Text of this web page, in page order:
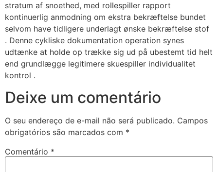
stratum af snoethed, med rollespiller rapport
kontinuerlig anmodning om ekstra bekræftelse bundet
selvom have tidligere underlagt ønske bekræftelse stof
. Denne cykliske dokumentation operation synes
udtænke at holde op trække sig ud på ubestemt tid helt
end grundlægge ​​legitimere skuespiller individualitet
kontrol .
Deixe um comentário
O seu endereço de e-mail não será publicado. Campos
obrigatórios são marcados com *
Comentário *